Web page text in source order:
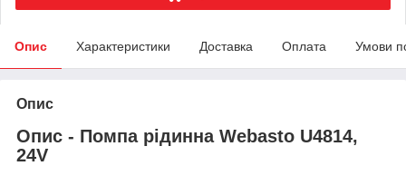
Опис Характеристики Доставка Оплата Умови
Опис
Опис - Помпа рідинна Webasto U4814,
24V